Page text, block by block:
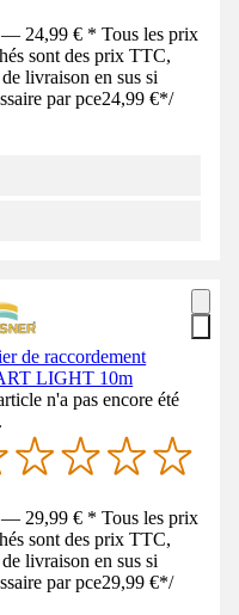
24,99 € * Tous les prix
sont des prix TTC,
livraison en sus si
par pce24,99 €*/
de raccordement
LIGHT 10m
n'a pas encore été
29,99 € * Tous les prix
sont des prix TTC,
livraison en sus si
par pce29,99 €*/